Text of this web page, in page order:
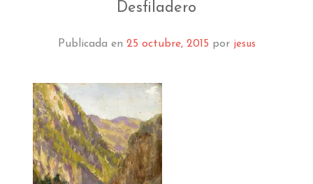
COLECCIÓN
PUBLICACIONES
INFORMACIÓN
AMIGOS DEL MUSEO
Desfiladero
Publicada en 25 octubre, 2015 por jesus